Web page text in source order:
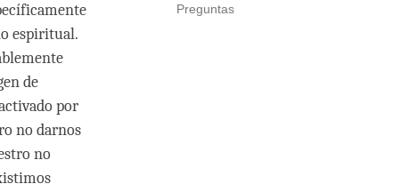
Preguntas
espiritual.
de
por
no darnos
no